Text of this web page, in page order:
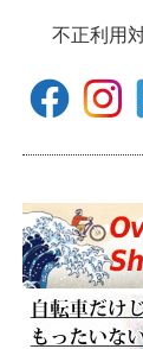
不正利用